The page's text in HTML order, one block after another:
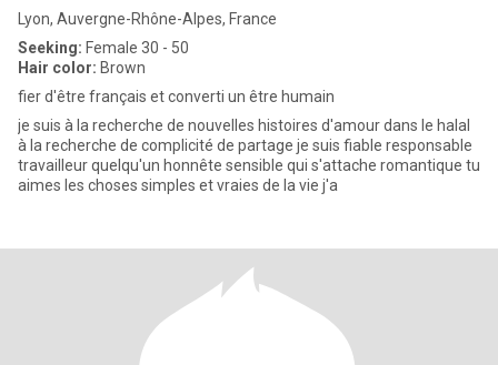
Lyon, Auvergne-Rhône-Alpes, France
Seeking: Female 30 - 50
Hair color: Brown
fier d'être français et converti un être humain
je suis à la recherche de nouvelles histoires d'amour dans le halal
à la recherche de complicité de partage je suis fiable responsable
travailleur quelqu'un honnête sensible qui s'attache romantique tu
aimes les choses simples et vraies de la vie j'a